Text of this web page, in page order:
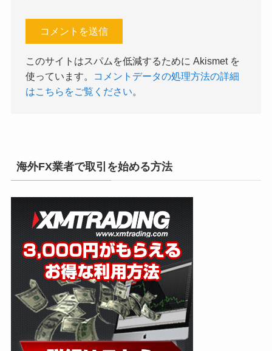
このサイトはスパムを低減するために Akismet を
使っています。
コメントデータの処理方法の詳細
はこちらをご覧ください。
海外FX業者で取引を始める方法